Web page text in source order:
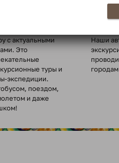
с актуальными
Это
туры и
экспедиции.
поездом,
и даже
Наши